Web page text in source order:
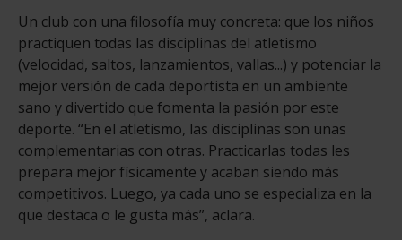
Un club con una filosofía muy concreta: que los niños
practiquen todas las disciplinas del atletismo
(velocidad, saltos, lanzamientos, vallas...) y potenciar la
mejor versión de cada deportista en un ambiente
sano y divertido que fomenta la pasión por este
deporte. “En el atletismo, las disciplinas son unas
complementarias con otras. Practicarlas todas les
prepara mejor físicamente y acaban siendo más
competitivos. Luego, ya cada uno se especializa en la
que destaca o le gusta más”, aclara.